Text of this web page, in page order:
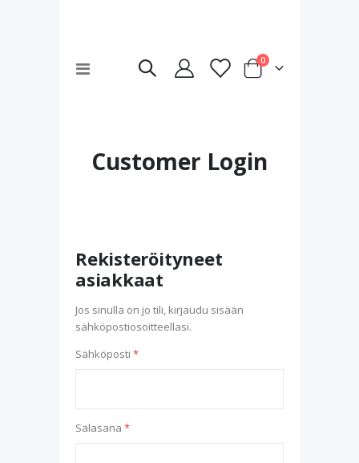
Toggle
Cart
0tuotteet
Customer Login
Rekisteröityneet
asiakkaat
Jos sinulla on jo tili, kirjaudu sisään
sähköpostiosoitteellasi.
Sähköposti
Salasana